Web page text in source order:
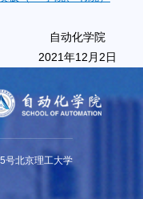
自动化学院
2021年12月2日
号北京理工大学